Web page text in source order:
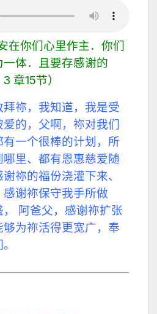
在你们心里作主．你们
体．且要存感谢的
章15节）
祢，我知道，我是受
的，父啊，祢对我们
一个很棒的计划， 所
里、都有恩惠慈爱随
祢的福份浇灌下来、
谢祢保守我手所做
阿爸父，感谢祢扩张
为祢活得更宽广，奉